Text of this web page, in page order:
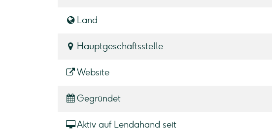
Land
Hauptgeschäftsstelle
Website
Gegründet
Aktiv auf Lendahand seit